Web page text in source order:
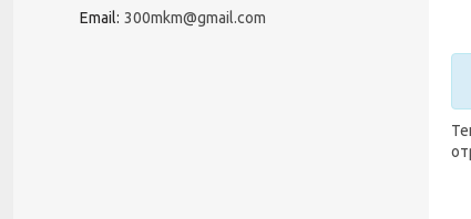
Email 300mkm@gmail.com